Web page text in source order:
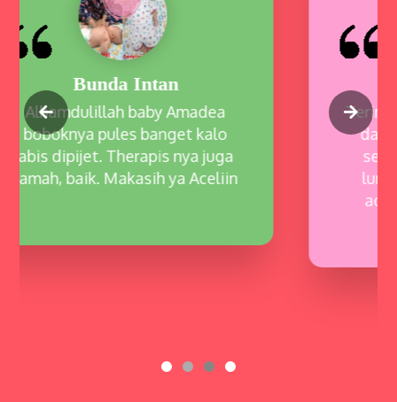
Bunda Anggraeni
Terimakasih untuk pijat laktasi
dan konsultasinya nyaman
sekali. Alhamdulillah udah
lumayan lancar asinya dan